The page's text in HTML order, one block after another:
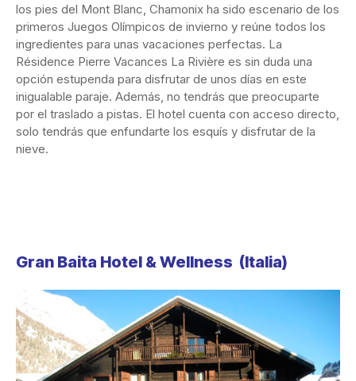
los pies del Mont Blanc, Chamonix ha sido escenario de los
primeros Juegos Olímpicos de invierno y reúne todos los
ingredientes para unas vacaciones perfectas. La
Résidence Pierre Vacances La Rivière es sin duda una
opción estupenda para disfrutar de unos días en este
inigualable paraje. Además, no tendrás que preocuparte
por el traslado a pistas. El hotel cuenta con acceso directo,
solo tendrás que enfundarte los esquís y disfrutar de la
nieve.
Gran Baita Hotel & Wellness (Italia)